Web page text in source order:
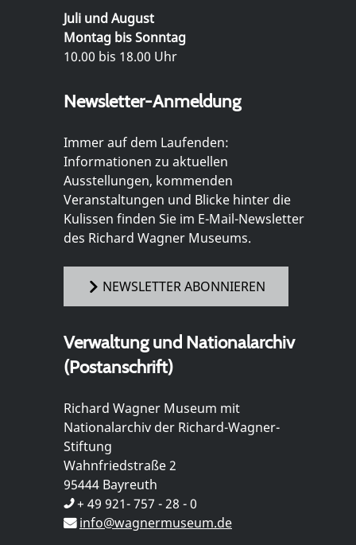
Juli und August
Montag bis Sonntag
10.00 bis 18.00 Uhr
Newsletter-Anmeldung
Immer auf dem Laufenden:
Informationen zu aktuellen
Ausstellungen, kommenden
Veranstaltungen und Blicke hinter die
Kulissen finden Sie im E-Mail-Newsletter
des Richard Wagner Museums.
NEWSLETTER ABONNIEREN
Verwaltung und Nationalarchiv
(Postanschrift)
Richard Wagner Museum mit
Nationalarchiv der Richard-Wagner-
Stiftung
Wahnfriedstraße 2
95444 Bayreuth
+ 49 921- 757 - 28 - 0
info@wagnermuseum.de